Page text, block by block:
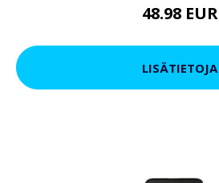
48.98 EUR
LISÄTIETOJA